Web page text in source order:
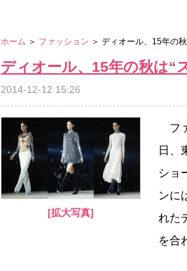
ホーム ＞ ファッション ＞ ディオール、15年の
ディオール、15年の秋は“
2014-12-12 15:26
[拡大写真]
フ
日、
ショ
ンに
れた
を合